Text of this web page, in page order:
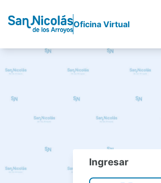
Oficina Virtual
Ingresar